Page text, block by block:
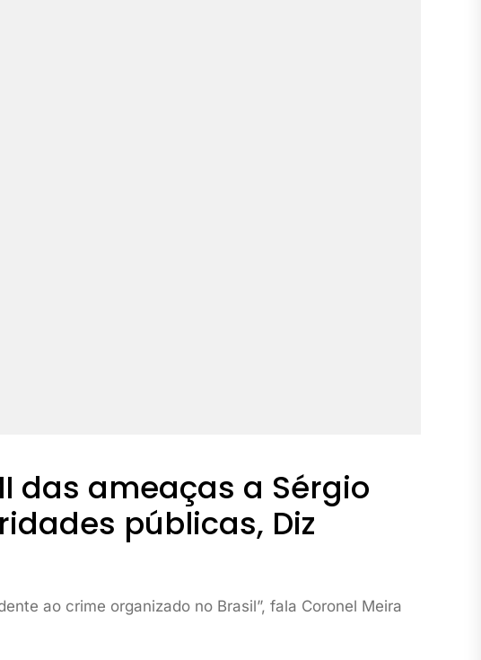
das ameaças a Sérgio
públicas, Diz
Não entendemos esta proteção do Presidente ao crime organizado no Brasil”, fala Coronel Meira